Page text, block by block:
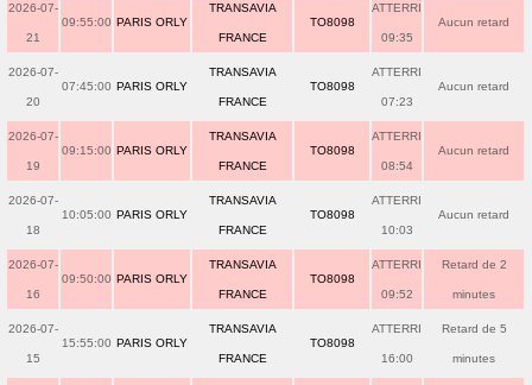
2026-07-
21
09:55:00 PARIS ORLY
TRANSAVIA
FRANCE
TO8098
ATTERRI
09:35
Aucun retard
2026-07-
20
07:45:00 PARIS ORLY
TRANSAVIA
FRANCE
TO8098
ATTERRI
07:23
Aucun retard
2026-07-
19
09:15:00 PARIS ORLY
TRANSAVIA
FRANCE
TO8098
ATTERRI
08:54
Aucun retard
2026-07-
18
10:05:00 PARIS ORLY
TRANSAVIA
FRANCE
TO8098
ATTERRI
10:03
Aucun retard
2026-07-
16
09:50:00 PARIS ORLY
TRANSAVIA
FRANCE
TO8098
ATTERRI
09:52
Retard de 2
minutes
2026-07-
15
15:55:00 PARIS ORLY
TRANSAVIA
FRANCE
TO8098
ATTERRI
16:00
Retard de 5
minutes